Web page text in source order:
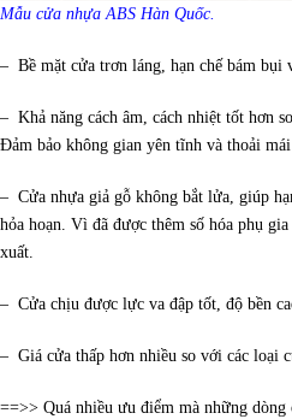
Mẫu cửa nhựa ABS Hàn Quốc.
– Bề mặt cửa trơn láng, hạn chế bám bụi
– Khả năng cách âm, cách nhiệt tốt hơn
Đảm bảo không gian yên tĩnh và thoải
– Cửa nhựa giả gỗ không bắt lửa, giúp
hỏa hoạn. Vì đã được thêm số hóa phụ
xuất.
– Cửa chịu được lực va đập tốt, độ bền
– Giá cửa thấp hơn nhiều so với các loại
==>> Quá nhiều ưu điểm mà những dòng